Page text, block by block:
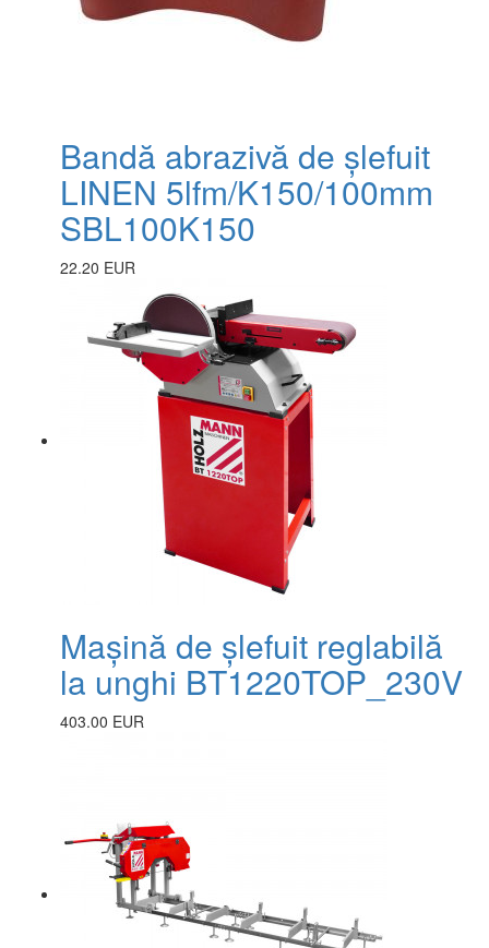
Bandă abrazivă de șlefuit
LINEN 5lfm/K150/100mm
SBL100K150
22.20 EUR
Mașină de șlefuit reglabilă
la unghi BT1220TOP_230V
403.00 EUR